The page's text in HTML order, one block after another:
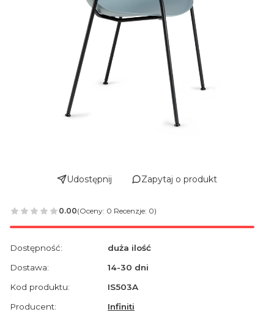
Udostępnij Zapytaj o produkt
0.00(Oceny: 0 Recenzje: 0)
Dostępność:
duża ilość
Dostawa:
14-30 dni
Kod produktu:
IS503A
Producent:
Infiniti